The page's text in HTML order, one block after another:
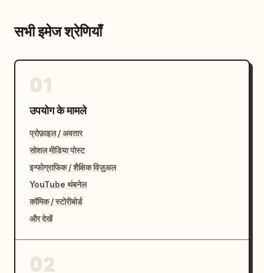
सभी इमेज श्रेणियाँ
उपयोग के मामले
प्रोफ़ाइल / अवतार
सोशल मीडिया पोस्ट
इन्फोग्राफिक / शैक्षिक विज़ुअल
YouTube थंबनेल
कॉमिक / स्टोरीबोर्ड
और देखें